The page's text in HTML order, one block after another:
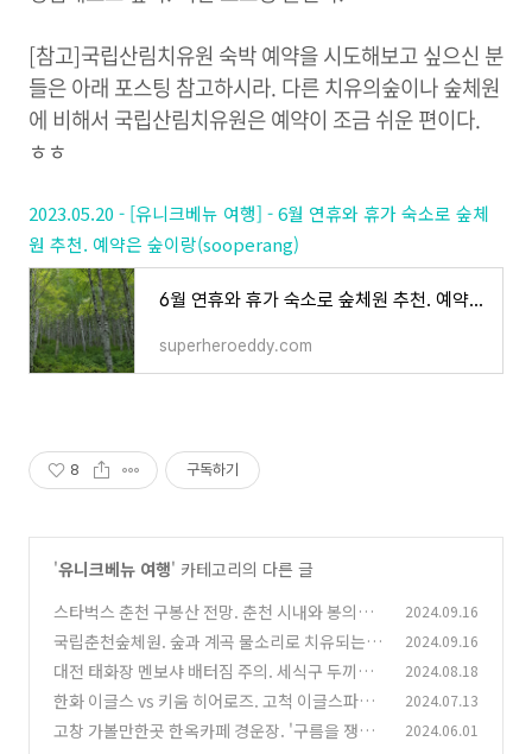
[참고]국립산림치유원 숙박 예약을 시도해보고 싶으신 분
들은 아래 포스팅 참고하시라. 다른 치유의숲이나 숲체원
에 비해서 국립산림치유원은 예약이 조금 쉬운 편이다.
ㅎㅎ
2023.05.20 - [유니크베뉴 여행] - 6월 연휴와 휴가 숙소로 숲체
원 추천. 예약은 숲이랑(sooperang)
6월 연휴와 휴가 숙소로 숲체원 추천. 예약은 숲이랑(sooperang)
superheroeddy.com
8 구독하기
'유니크베뉴 여행' 카테고리의 다른 글
스타벅스 춘천 구봉산 전망. 춘천 시내와 봉의산
조망에 최적의 카페 (13)
2024.09.16
국립춘천숲체원. 숲과 계곡 물소리로 치유되는
서울 근교 명품 휴양지
(7)
2024.09.16
대전 태화장 멘보샤 배터짐 주의. 세식구 두끼로
충분, 야구장 포장 굿!
(0)
2024.08.18
한화 이글스 vs 키움 히어로즈. 고척 이글스파크,
한화 스카이돔 직관 후기
(0)
2024.07.13
고창 가볼만한곳 한옥카페 경운장. '구름을 쟁기
2024.06.01